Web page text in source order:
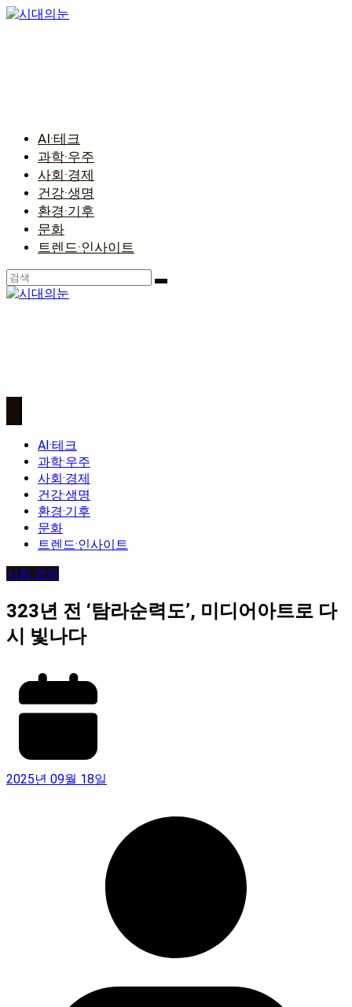
콘
AI·테크
과학·우주
사회·경제
건강·생명
환경·기후
문화
트렌드·인사이트
AI·테크
과학·우주
사회·경제
건강·생명
환경·기후
문화
트렌드·인사이트
사회·경제
323년 전 ‘탐라순력도’, 미디어아트로 다
시 빛나다
2025년 09월 18일